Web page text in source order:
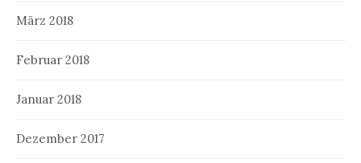
März 2018
Februar 2018
Januar 2018
Dezember 2017